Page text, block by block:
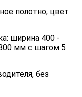
полотно, цвет
ширина 400 -
мм с шагом 5
без